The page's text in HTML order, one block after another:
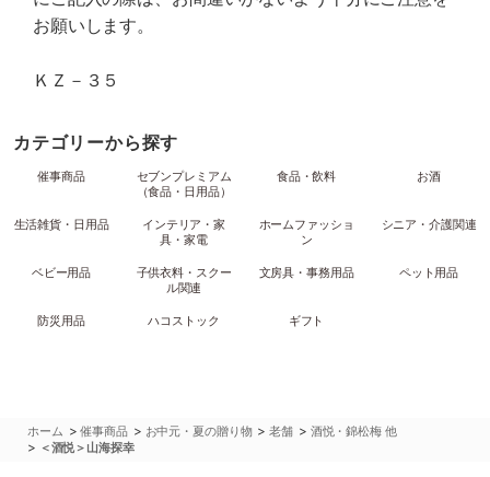
お願いします。
ＫＺ－３５
カテゴリーから探す
催事商品
セブンプレミアム
（食品・日用品）
食品・飲料 お酒
生活雑貨・日用品
インテリア・家
具・家電
ホームファッショ
ン
シニア・介護関連
ベビー用品
子供衣料・スクー
ル関連
文房具・事務用品 ペット用品
防災用品 ハコストック ギフト
ホーム >催事商品 > お中元・夏の贈り物 >老舗 > 酒悦・錦松梅 他
> ＜酒悦＞山海探幸